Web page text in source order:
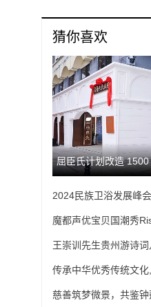
猜你喜欢
屈臣氏计划改造
么行
2024民族卫浴发展峰
“智能卫浴先锋品牌”
魔都声优宝贝国潮秀
王崇训先生贵州游诗
传承中华优秀传统文
慈善筑梦微景，共鉴钟